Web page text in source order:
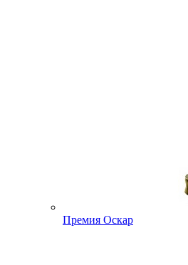
Премия Оскар